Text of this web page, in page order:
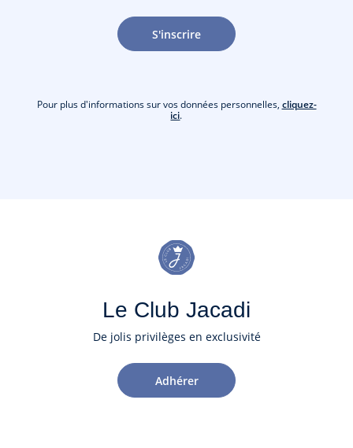
S'inscrire
Pour plus d'informations sur vos données personnelles, cliquez-
ici.
Le Club Jacadi
De jolis privilèges en exclusivité
Adhérer